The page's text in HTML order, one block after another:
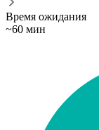
Время ожидания
~60 мин